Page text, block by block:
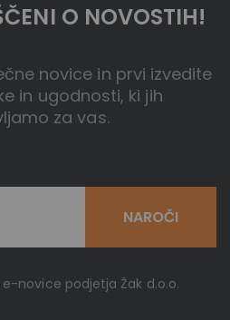
O NOVOSTIH!
novice in prvi izvedite
in ugodnosti, ki jih
za vas.
novice podjetja Žak d.o.o.
NAROČI